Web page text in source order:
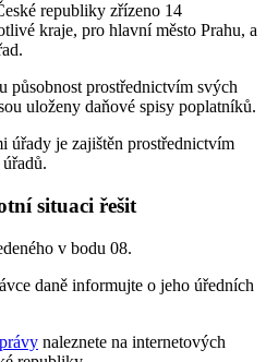
republiky zřízeno 14
kraje, pro hlavní město Prahu, a
působnost prostřednictvím svých
uloženy daňové spisy poplatníků.
úřady je zajištěn prostřednictvím
situaci řešit
v bodu 08.
daně informujte o jeho úředních
naleznete na internetových